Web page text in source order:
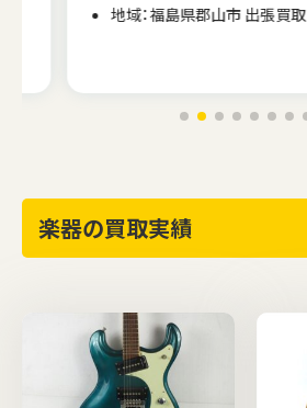
地域：北海道札幌市 出張買取
楽器の買取実績